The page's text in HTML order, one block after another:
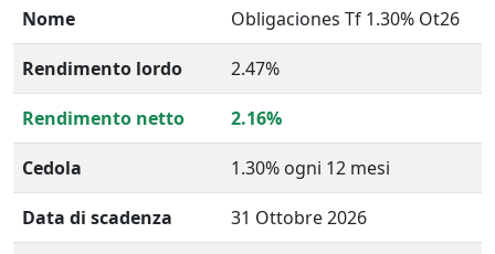
Nome Obligaciones Tf 1.30% Ot26
Rendimento lordo 2.47%
Rendimento netto 2.16%
Cedola 1.30% ogni 12 mesi
Data di scadenza 31 Ottobre 2026